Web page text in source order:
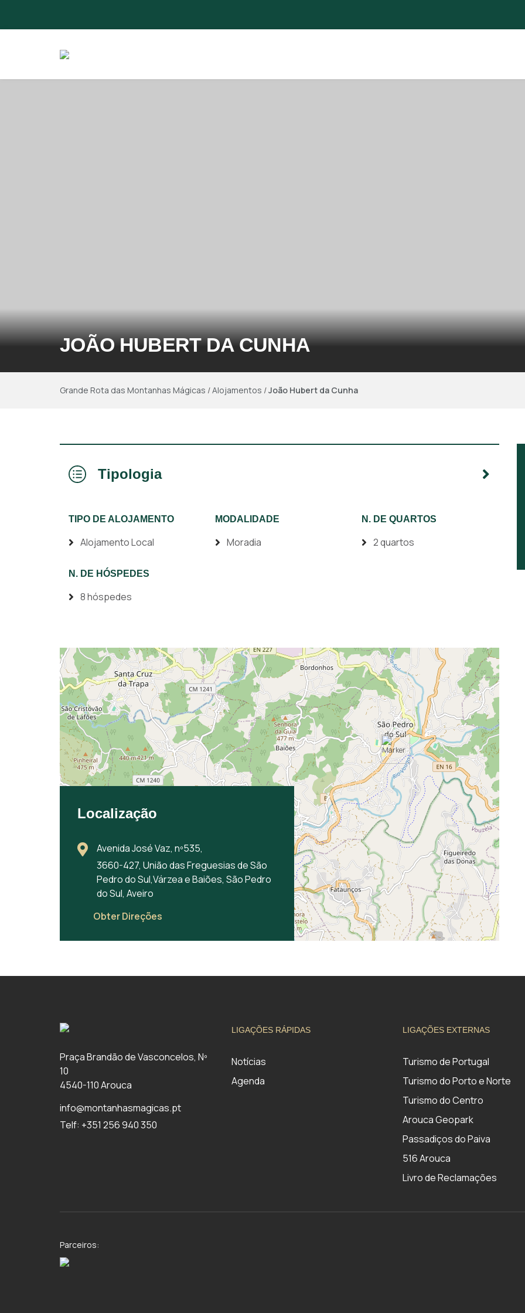
JOÃO HUBERT DA CUNHA
Grande Rota das Montanhas Mágicas /Alojamentos /João Hubert da Cunha
Tipologia
TIPO DE ALOJAMENTO
Alojamento Local
MODALIDADE
Moradia
N. DE QUARTOS
2 quartos
N. DE HÓSPEDES
8 hóspedes
Localização
Avenida José Vaz, nº535,
3660-427, União das Freguesias de São
Pedro do Sul,Várzea e Baiões, São Pedro
do Sul, Aveiro
Obter Direções
Praça Brandão de Vasconcelos, Nº
10
4540-110 Arouca
info@montanhasmagicas.pt
Telf: +351 256 940 350
LIGAÇÕES RÁPIDAS
Notícias
Agenda
LIGAÇÕES EXTERNAS
Turismo de Portugal
Turismo do Porto e Norte
Turismo do Centro
Arouca Geopark
Passadiços do Paiva
516 Arouca
Livro de Reclamações
Parceiros: